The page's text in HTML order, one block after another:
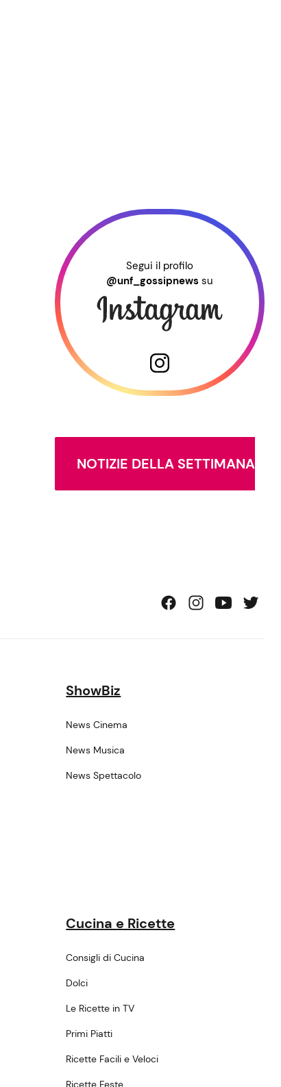
Segui il profilo
@unf_gossipnews su
NOTIZIE DELLA SETTIMANA
ShowBiz
News Cinema
News Musica
News Spettacolo
Cucina e Ricette
Consigli di Cucina
Dolci
Le Ricette in TV
Primi Piatti
Ricette Facili e Veloci
Ricette Feste